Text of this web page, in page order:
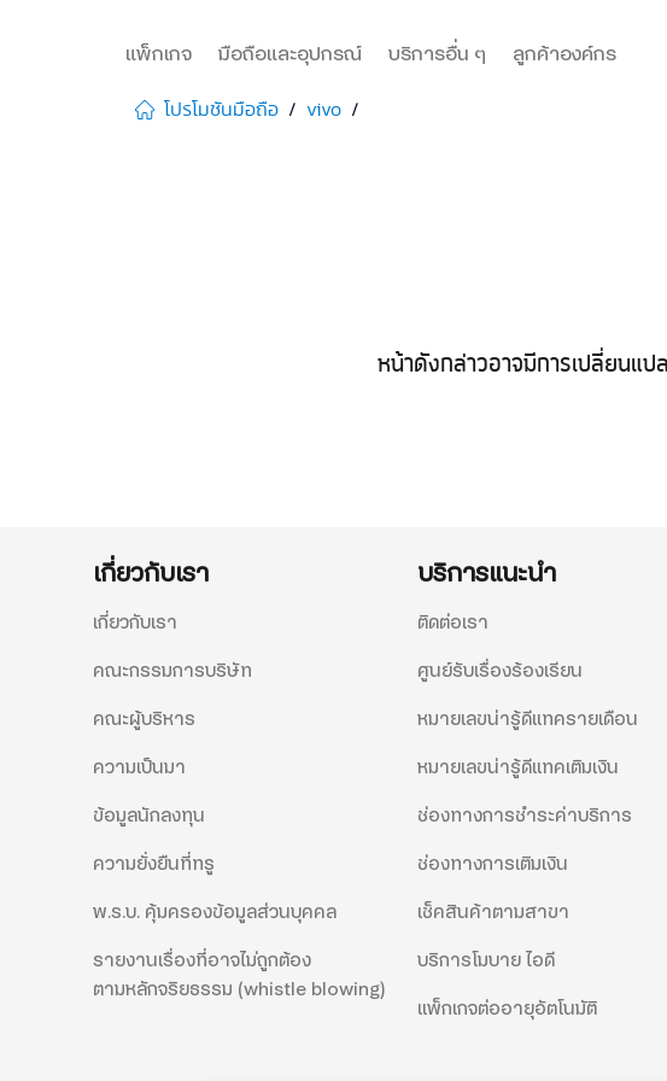
แพ็กเกจ มือถือและอุปกรณ์ บริการอื่น ๆ ลูกค้าองค์กร
โปรโมชันมือถือ vivo
หน้าดังกล่าวอาจมีการเปลี่ยนแ
เกี่ยวกับเรา
เกี่ยวกับเรา
คณะกรรมการบริษัท
คณะผู้บริหาร
ความเป็นมา
ข้อมูลนักลงทุน
ความยั่งยืนที่ทรู
พ.ร.บ. คุ้มครองข้อมูลส่วนบุคคล
รายงานเรื่องที่อาจไม่ถูกต้อง
ตามหลักจริยธรรม (whistle blowing)
บริการแนะนำ
ติดต่อเรา
ศูนย์รับเรื่องร้องเรียน
หมายเลขน่ารู้ดีแทครายเดือน
หมายเลขน่ารู้ดีแทคเติมเงิน
ช่องทางการชำระค่าบริการ
ช่องทางการเติมเงิน
เช็คสินค้าตามสาขา
บริการโมบาย ไอดี
แพ็กเกจต่ออายุอัตโนมัติ